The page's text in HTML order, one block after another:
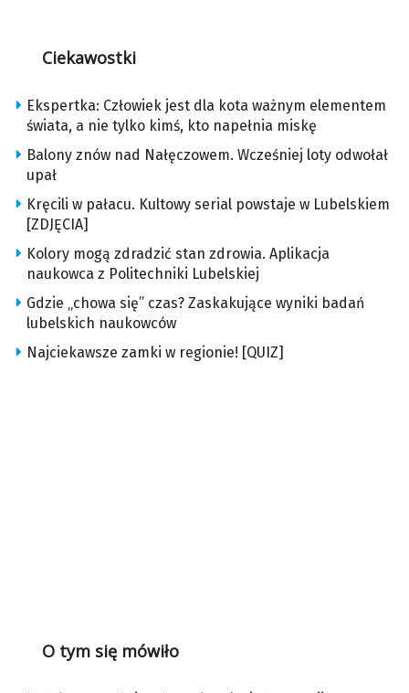
Ciekawostki
Ekspertka: Człowiek jest dla kota ważnym elementem
świata, a nie tylko kimś, kto napełnia miskę
Balony znów nad Nałęczowem. Wcześniej loty odwołał
upał
Kręcili w pałacu. Kultowy serial powstaje w Lubelskiem
[ZDJĘCIA]
Kolory mogą zdradzić stan zdrowia. Aplikacja
naukowca z Politechniki Lubelskiej
Gdzie „chowa się” czas? Zaskakujące wyniki badań
lubelskich naukowców
Najciekawsze zamki w regionie! [QUIZ]
O tym się mówiło